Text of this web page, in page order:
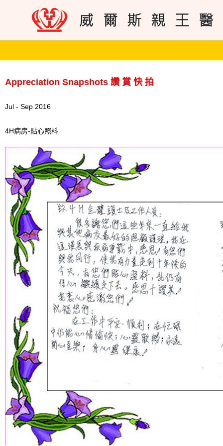
Appreciation Snapshots 讚 賞 快 拍
Jul - Sep 2016
4H病房-貼心照料